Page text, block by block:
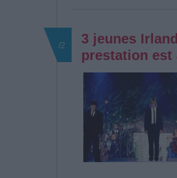
3 jeunes
prestation est
/2